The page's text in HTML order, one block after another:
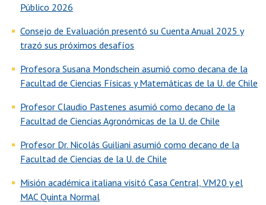
Público 2026
Consejo de Evaluación presentó su Cuenta Anual 2025 y
trazó sus próximos desafíos
Profesora Susana Mondschein asumió como decana de la
Facultad de Ciencias Físicas y Matemáticas de la U. de Chile
Profesor Claudio Pastenes asumió como decano de la
Facultad de Ciencias Agronómicas de la U. de Chile
Profesor Dr. Nicolás Guiliani asumió como decano de la
Facultad de Ciencias de la U. de Chile
Misión académica italiana visitó Casa Central, VM20 y el
MAC Quinta Normal